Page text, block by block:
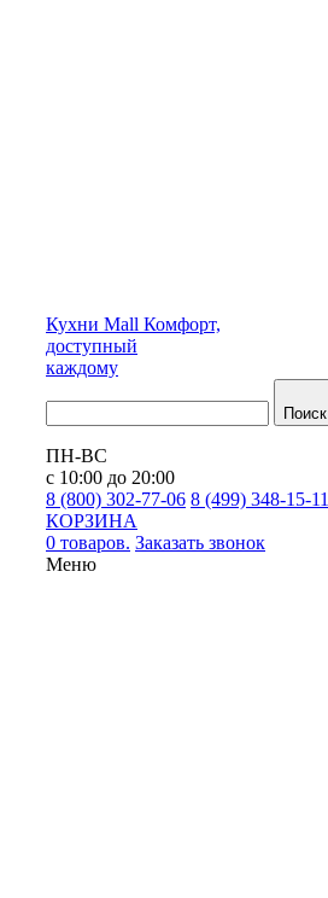
Кухни Mall Комфорт,
доступный
каждому
Поиск
ПН-ВС
с 10:00 до 20:00
8 (800) 302-77-06 8 (499) 348-15-11
КОРЗИНА
0 товаров. Заказать звонок
Меню